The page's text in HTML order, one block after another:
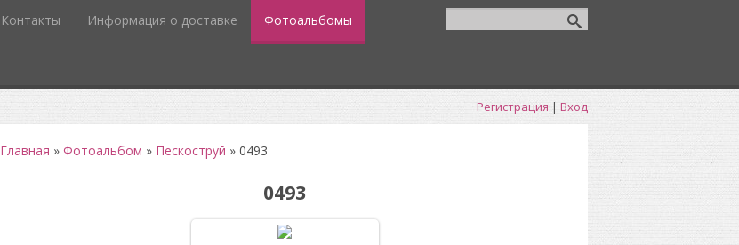
Контакты Информация о доставке Фотоальбомы
Регистрация | Вход
Главная » Фотоальбом » Пескоструй » 0493
0493